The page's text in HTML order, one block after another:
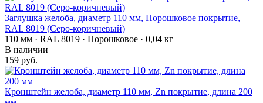
Заглушка желоба, диаметр 110 мм, Порошковое покрытие,
RAL 8019 (Серо-коричневый)
110 мм · RAL 8019 · Порошковое · 0,04 кг
В наличии
159 руб.
Кронштейн желоба, диаметр 110 мм, Zn покрытие, длина 200